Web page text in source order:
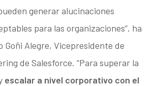
generar alucinaciones
para las organizaciones”, ha
Goñi Alegre, Vicepresidente de
de Salesforce. “Para superar la
escalar a nivel corporativo con el